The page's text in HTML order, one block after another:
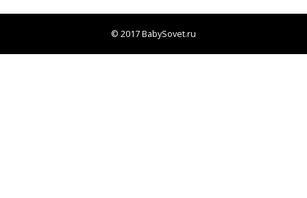
© 2017 BabySovet.ru